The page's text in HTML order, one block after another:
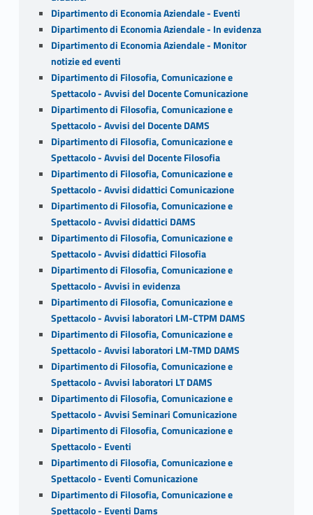
Dipartimento di Economia Aziendale - Eventi
Dipartimento di Economia Aziendale - In evidenza
Dipartimento di Economia Aziendale - Monitor
notizie ed eventi
Dipartimento di Filosofia, Comunicazione e
Spettacolo - Avvisi del Docente Comunicazione
Dipartimento di Filosofia, Comunicazione e
Spettacolo - Avvisi del Docente DAMS
Dipartimento di Filosofia, Comunicazione e
Spettacolo - Avvisi del Docente Filosofia
Dipartimento di Filosofia, Comunicazione e
Spettacolo - Avvisi didattici Comunicazione
Dipartimento di Filosofia, Comunicazione e
Spettacolo - Avvisi didattici DAMS
Dipartimento di Filosofia, Comunicazione e
Spettacolo - Avvisi didattici Filosofia
Dipartimento di Filosofia, Comunicazione e
Spettacolo - Avvisi in evidenza
Dipartimento di Filosofia, Comunicazione e
Spettacolo - Avvisi laboratori LM-CTPM DAMS
Dipartimento di Filosofia, Comunicazione e
Spettacolo - Avvisi laboratori LM-TMD DAMS
Dipartimento di Filosofia, Comunicazione e
Spettacolo - Avvisi laboratori LT DAMS
Dipartimento di Filosofia, Comunicazione e
Spettacolo - Avvisi Seminari Comunicazione
Dipartimento di Filosofia, Comunicazione e
Spettacolo - Eventi
Dipartimento di Filosofia, Comunicazione e
Spettacolo - Eventi Comunicazione
Dipartimento di Filosofia, Comunicazione e
Spettacolo - Eventi Dams